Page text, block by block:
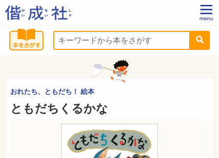
おれたち、ともだち！ 絵本
ともだちくるかな